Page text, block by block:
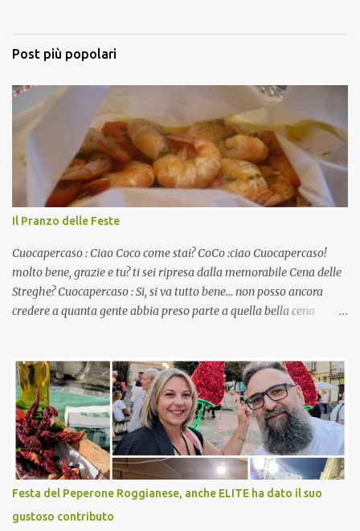
Post più popolari
Il Pranzo delle Feste
Cuocapercaso : Ciao Coco come stai? CoCo :ciao Cuocapercaso!
molto bene, grazie e tu? ti sei ripresa dalla memorabile Cena delle
Streghe? Cuocapercaso : Si, si va tutto bene… non posso ancora
credere a quanta gente abbia preso parte a quella bella cena
pranzo, racconta un po'! Perchè io avrò ospiti e cerco degli spunti...
Cuocapercaso : A dire il vero domenica prossima non preparo
nulla perché vado al Pranzo Aziendale di fine anno organizzato dai
mie capi! CoCo : Pranzo aziendale? Una bella idea! Cuocapercaso :
si, è un modo per riunirsi tutti a fine anno e tirare le somme…
naturalmente mangiando tutti insieme, con grande convivialità!
CoCo : è naturale il cibo, come sappiamo bene, funziona spesso da
collante e anche nel lavoro riesce a creare spesso l’ambiente
favorevole per molte belle opportunità, non trovi? Cuocapercaso :
Festa del Peperone Roggianese, anche ELITE ha dato il suo
gustoso contributo